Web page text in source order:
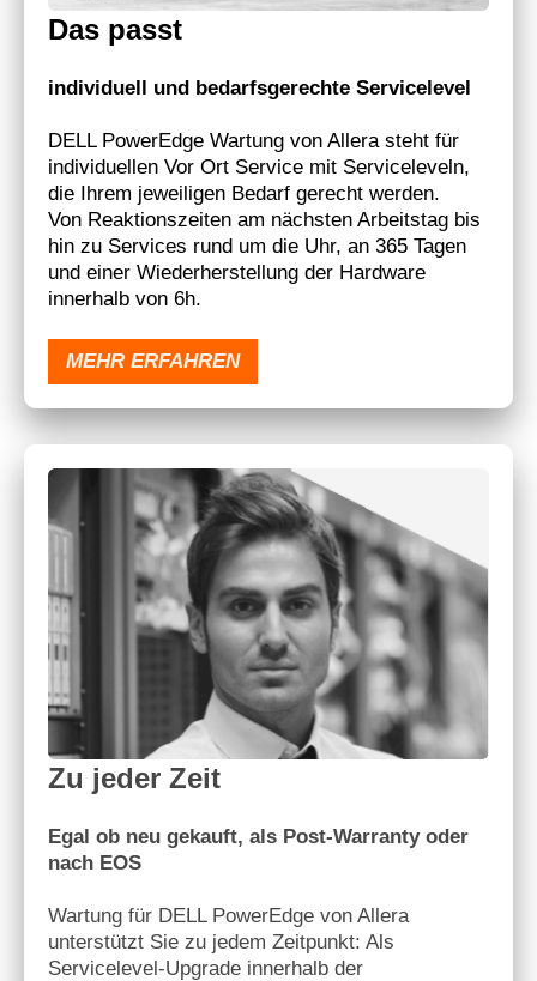
Das passt
individuell und bedarfsgerechte Servicelevel
DELL PowerEdge Wartung von Allera steht für
individuellen Vor Ort Service mit Serviceleveln,
die Ihrem jeweiligen Bedarf gerecht werden.
Von Reaktionszeiten am nächsten Arbeitstag bis
hin zu Services rund um die Uhr, an 365 Tagen
und einer Wiederherstellung der Hardware
innerhalb von 6h.
MEHR ERFAHREN
Zu jeder Zeit
Egal ob neu gekauft, als Post-Warranty oder
nach EOS
Wartung für DELL PowerEdge von Allera
unterstützt Sie zu jedem Zeitpunkt: Als
Servicelevel-Upgrade innerhalb der